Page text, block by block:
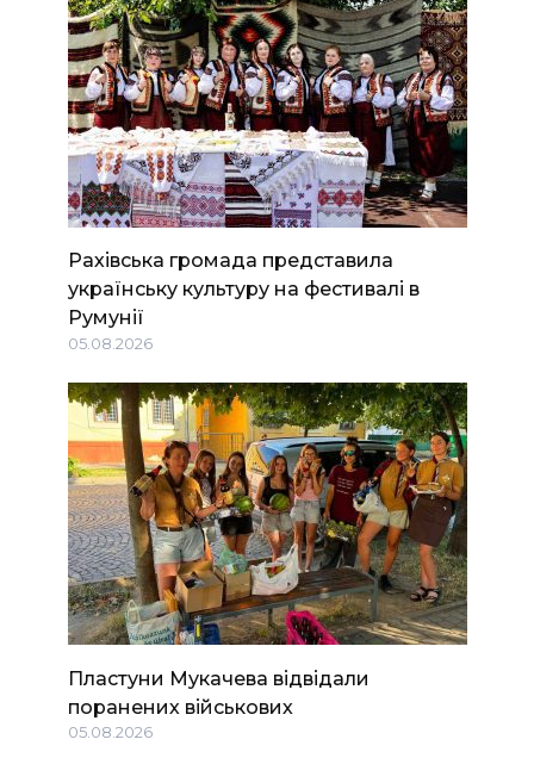
Рахівська громада представила
українську культуру на фестивалі в
Румунії
05.08.2026
Пластуни Мукачева відвідали
поранених військових
05.08.2026